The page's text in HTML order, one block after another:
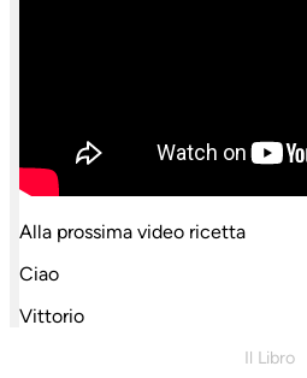
Alla prossima video ricetta
Ciao
Vittorio
Il Libro